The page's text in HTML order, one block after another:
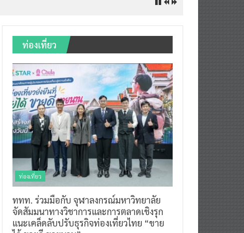
ท่องเที่ยว
ท่องเที่ยว
ททท. ร่วมมือกับ จุฬาลงกรณ์มหาวิทยาลัย
จัดสัมมนาทางวิชาการและการตลาดเชิงรุก
แนะเคล็ดลับปรับธุรกิจท่องเที่ยวไทย “ขาย
ได้ ขายดี ขายนาน”